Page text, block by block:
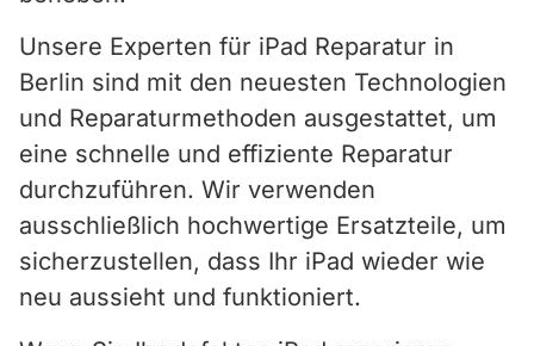
Unsere Experten für iPad Reparatur in
Berlin sind mit den neuesten Technologien
und Reparaturmethoden ausgestattet, um
eine schnelle und effiziente Reparatur
durchzuführen. Wir verwenden
ausschließlich hochwertige Ersatzteile, um
sicherzustellen, dass Ihr iPad wieder wie
neu aussieht und funktioniert.